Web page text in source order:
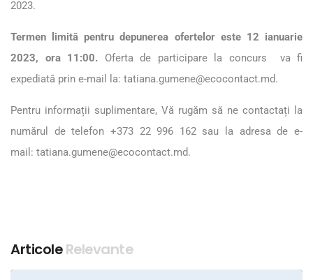
2023.
Termen limită pentru depunerea ofertelor este 12 ianuarie
2023, ora 11:00. Oferta de participare la concurs va fi
expediată prin e-mail la: tatiana.gumene@ecocontact.md.
Pentru informații suplimentare, Vă rugăm să ne contactați la
numărul de telefon +373 22 996 162 sau la adresa de e-
mail: tatiana.gumene@ecocontact.md.
ArticoleRelevante